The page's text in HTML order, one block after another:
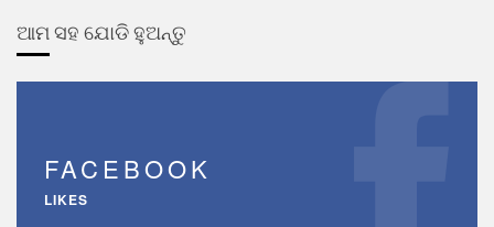
ଆମ ସହ ଯୋଡି ହୁଅନ୍ତୁ
FACEBOOK
LIKES